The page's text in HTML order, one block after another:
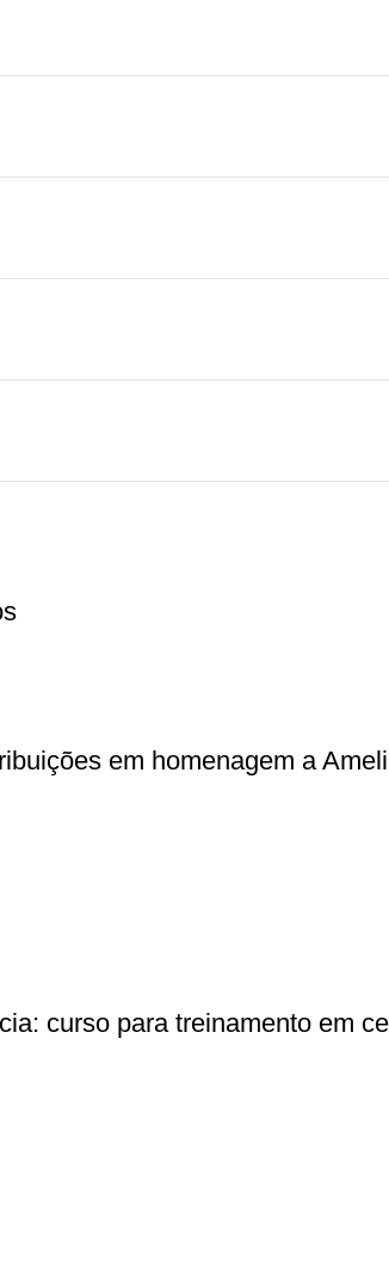
em homenagem a
curso para treinamento em